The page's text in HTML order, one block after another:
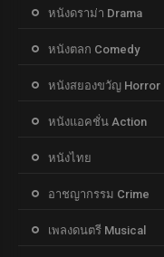
หนังดราม่า Drama
หนังตลก Comedy
หนังสยองขวัญ Horror
หนังแอคชั่น Action
หนังไทย
อาชญากรรม Crime
เพลงดนตรี Musical